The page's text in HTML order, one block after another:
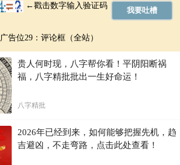
广告位29：评论框（全站）
贵人何时现，八字帮你看！平阴阳断祸
福，八字精批批出一生好命运！
八字精批
2026年已经到来，如何能够把握先机，趋
吉避凶，不走弯路，点击此处查看！